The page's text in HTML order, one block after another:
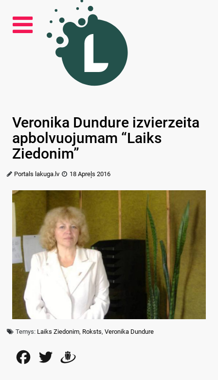
Veronika Dundure izvierzeita
apbolvuojumam “Laiks
Ziedonim”
Portals lakuga.lv 18 Apreļs 2016
Temys: Laiks Ziedonim, Roksts,Veronika Dundure
FacebookTwitter